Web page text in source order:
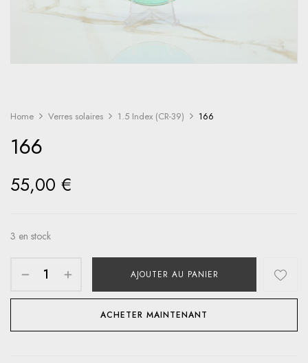
Home Verres solaires 1.5 Index (CR-39) 166
166
55,00 €
3 en stock
AJOUTER AU PANIER
ACHETER MAINTENANT